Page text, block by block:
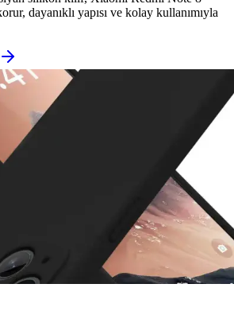
dayanıklı yapısı ve kolay kullanımıyla